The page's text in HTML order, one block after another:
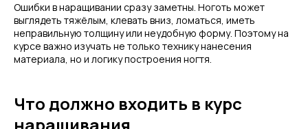
Ошибки в наращивании сразу заметны. Ноготь может
выглядеть тяжёлым, клевать вниз, ломаться, иметь
неправильную толщину или неудобную форму. Поэтому на
курсе важно изучать не только технику нанесения
материала, но и логику построения ногтя.
Что должно входить в курс